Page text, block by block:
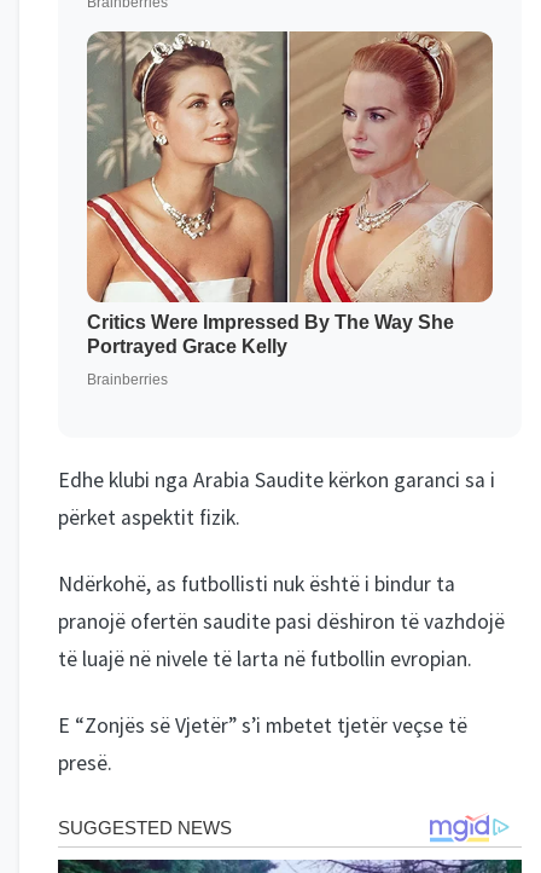
Edhe klubi nga Arabia Saudite kërkon garanci sa i
përket aspektit fizik.
Ndërkohë, as futbollisti nuk është i bindur ta
pranojë ofertën saudite pasi dëshiron të vazhdojë
të luajë në nivele të larta në futbollin evropian.
E “Zonjës së Vjetër” s’i mbetet tjetër veçse të
presë.